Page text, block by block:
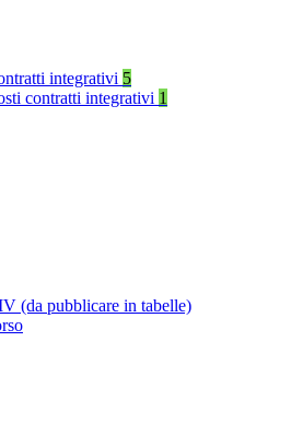
integrativi 5
contratti integrativi 1
(da pubblicare in tabelle)